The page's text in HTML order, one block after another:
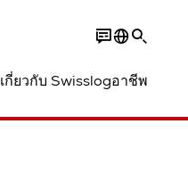
เกี่ยวกับ Swisslogอาชีพ